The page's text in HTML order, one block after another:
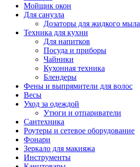
Мойщик окон
Для санузла
Дозаторы для жидкого мыла
Техника для кухни
Для напитков
Посуда и приборы
Чайники
Кухонная техника
Блендеры
Фены и выпрямители для волос
Весы
Уход за одеждой
Утюги и отпариватели
Сантехника
Роутеры и сетевое оборудование
Фонари
Зеркало для макияжа
Инструменты